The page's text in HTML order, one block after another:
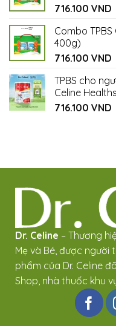
716.100 VND
Combo TPBS
400g)
716.100 VND
TPBS cho
Celine
716.100 VND
Dr. Celine – Thương
Mẹ và Bé, được người
phẩm của Dr. Celine
Shop, nhà thuốc khu